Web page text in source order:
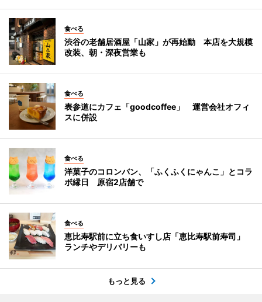
食べる
渋谷の老舗居酒屋「山家」が再始動 本店を大規模
改装、朝・深夜営業も
食べる
表参道にカフェ「goodcoffee」 運営会社オフィ
スに併設
食べる
洋菓子のコロンバン、「ふくふくにゃんこ」とコラ
ボ縁日 原宿2店舗で
食べる
恵比寿駅前に立ち食いすし店「恵比寿駅前寿司」
ランチやデリバリーも
もっと見る